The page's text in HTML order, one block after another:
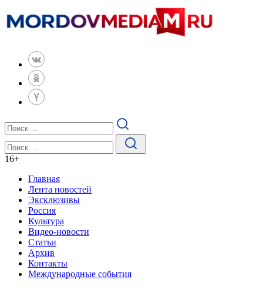
16+
Главная
Лента новостей
Эксклюзивы
Россия
Культура
Видео-новости
Статьи
Архив
Контакты
Международные события